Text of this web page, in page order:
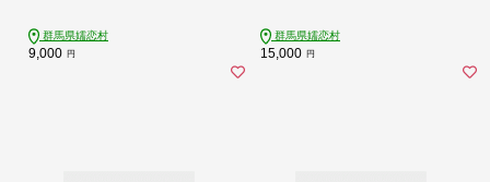
群馬県嬬恋村
9,000 円
群馬県嬬恋村
15,000 円